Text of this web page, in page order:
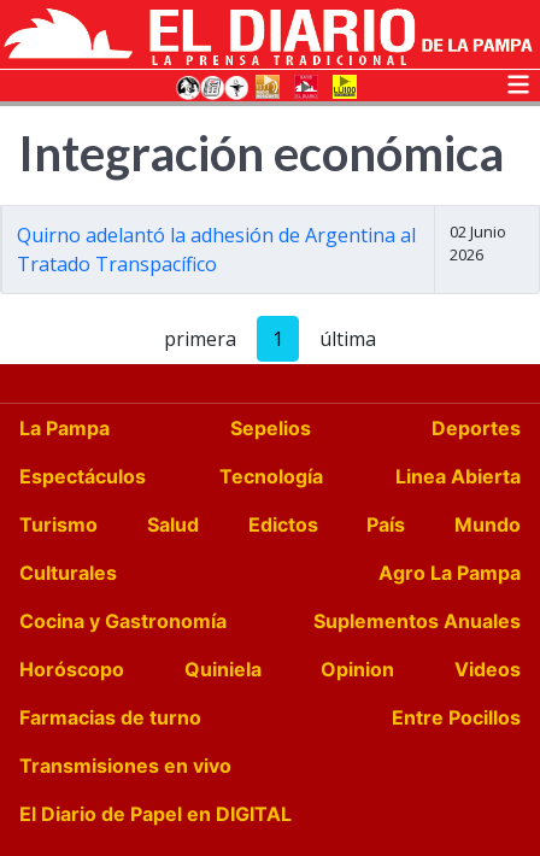
Integración económica
Quirno adelantó la adhesión de Argentina al
Tratado Transpacífico
02 Junio
2026
primera 1 última
La Pampa Sepelios
Deportes
Espectáculos
Tecnología
Linea Abierta
Turismo
Salud Edictos País
Mundo
Culturales
Agro La Pampa
Cocina y Gastronomía
Suplementos Anuales
Horóscopo
Quiniela Opinion
Videos
Farmacias de turno
Entre Pocillos
Transmisiones en vivo
El Diario de Papel en DIGITAL